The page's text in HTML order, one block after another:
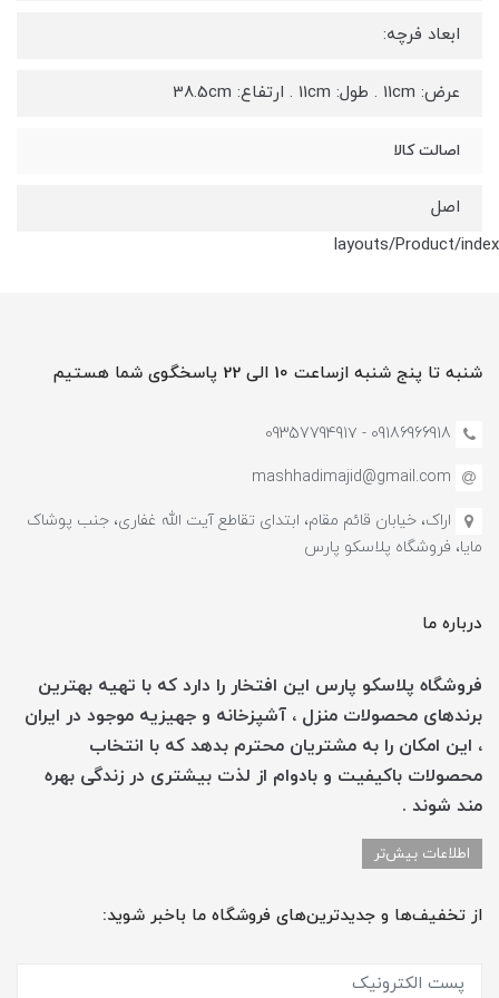
ابعاد فرچه:
عرض: 11cm . طول: 11cm . ارتفاع: 38.5cm
اصالت کالا
اصل
layouts/Product/index
شنبه تا پنج شنبه ازساعت 10 الی 22 پاسخگوی شما هستیم
09186966918 - 0935779491۷
mashhadimajid@gmail.com
اراک، خیابان قائم مقام، ابتدای تقاطع آیت الله غفاری، جنب پوشاک
مایا، فروشگاه پلاسکو پارس
درباره ما
فروشگاه پلاسکو پارس این افتخار را دارد که با تهیه بهترین
برندهای محصولات منزل ، آشپزخانه و جهیزیه موجود در ایران
، این امکان را به مشتریان محترم بدهد که با انتخاب
محصولات باکیفیت و بادوام از لذت بیشتری در زندگی بهره
مند شوند .
اطلاعات بیش‌تر
از تخفیف‌ها و جدیدترین‌های فروشگاه ما باخبر شوید: